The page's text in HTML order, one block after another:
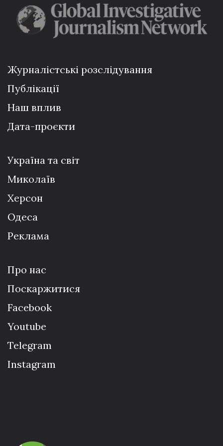
Журналістські розслідування
Публікації
Наш вплив
Дата-проєкти
Україна та світ
Миколаїв
Херсон
Одеса
Реклама
Про нас
Поскаржитися
Facebook
Youtube
Telegram
Instagram